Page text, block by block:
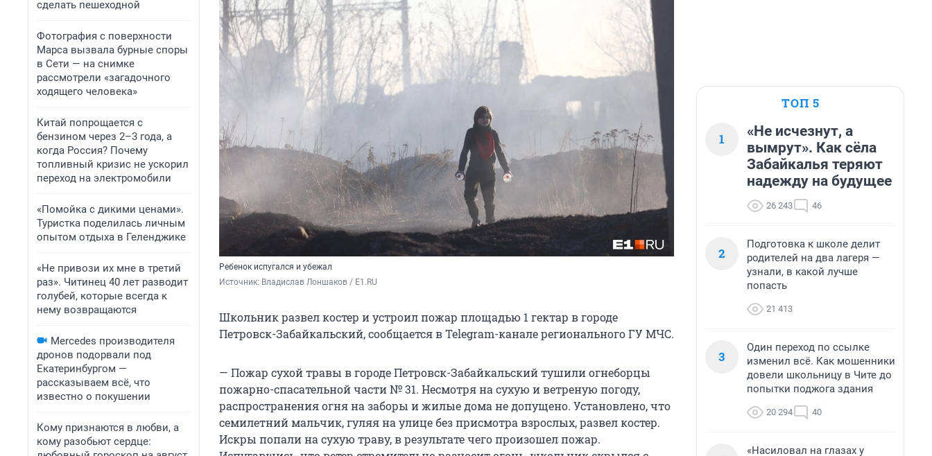
сделать пешеходной
Фотография с поверхности
Марса вызвала бурные споры
в Сети — на снимке
рассмотрели «загадочного
ходящего человека»
Китай попрощается с
бензином через 2–3 года, а
когда Россия? Почему
топливный кризис не ускорил
переход на электромобили
«Помойка с дикими ценами».
Туристка поделилась личным
опытом отдыха в Геленджике
«Не привози их мне в третий
раз». Читинец 40 лет разводит
голубей, которые всегда к
нему возвращаются
Mercedes производителя
дронов подорвали под
Екатеринбургом —
рассказываем всё, что
известно о покушении
Кому признаются в любви, а
кому разобьют сердце:
Ребенок испугался и убежал
Источник: Владислав Лоншаков / E1.RU
Школьник развел костер и устроил пожар площадью 1 гектар в городе
Петровск-Забайкальский, сообщается в Telegram-канале регионального ГУ МЧС.
— Пожар сухой травы в городе Петровск-Забайкальский тушили огнеборцы
пожарно-спасательной части № 31. Несмотря на сухую и ветреную погоду,
распространения огня на заборы и жилые дома не допущено. Установлено, что
семилетний мальчик, гуляя на улице без присмотра взрослых, развел костер.
Искры попали на сухую траву, в результате чего произошел пожар.
ТОП 5
1
«Не исчезнут, а
вымрут». Как сёла
Забайкалья теряют
надежду на будущее
26 243 46
2
Подготовка к школе делит
родителей на два лагеря —
узнали, в какой лучше
попасть
21 413
3
Один переход по ссылке
изменил всё. Как мошенники
довели школьницу в Чите до
попытки поджога здания
20 294 40
«Насиловал на глазах у